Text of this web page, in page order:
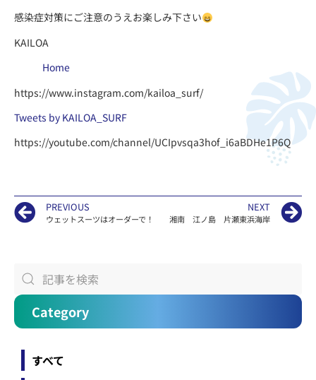
感染症対策にご注意のうえお楽しみ下さい
KAILOA
Home
https://www.instagram.com/kailoa_surf/
Tweets by KAILOA_SURF
https://youtube.com/channel/UCIpvsqa3hof_i6aBDHe1P6Q
PREVIOUS
ウェットスーツはオーダーで！
NEXT
湘南 江ノ島 片瀬東浜海岸
Category
すべて